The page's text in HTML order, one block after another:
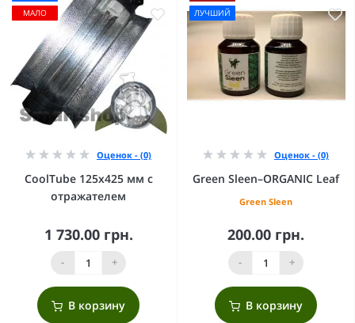
МАЛО
Оценок - (0)
CoolTube 125х425 мм с
отражателем
1 730.00 грн.
- +
В корзину
ЛУЧШИЙ
Оценок - (0)
Green Sleen–ORGANIC Leaf
Green Sleen
200.00 грн.
- +
В корзину